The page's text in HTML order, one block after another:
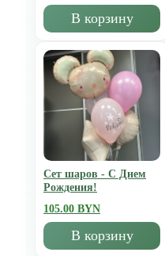
В корзину
Сет шаров - С Днем
Рождения!
105.00 BYN
В корзину